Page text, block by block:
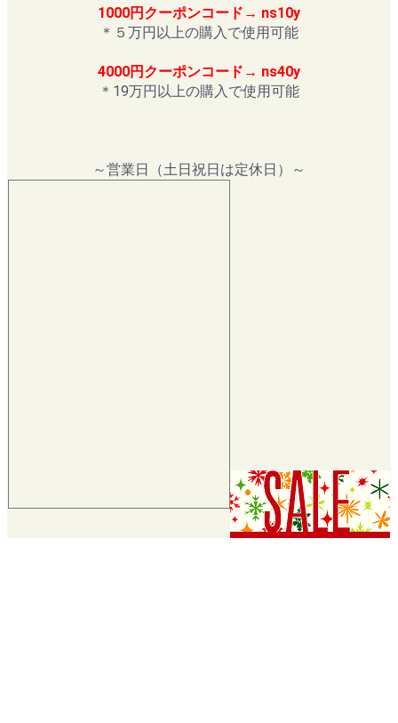
1000円クーポンコード→ ns10y
＊５万円以上の購入で使用可能
4000円クーポンコード→ ns40y
＊19万円以上の購入で使用可能
～営業日（土日祝日は定休日）～